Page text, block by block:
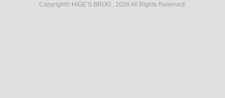
Copyright© HIGE’S BROG , 2026 All Rights Reserved.